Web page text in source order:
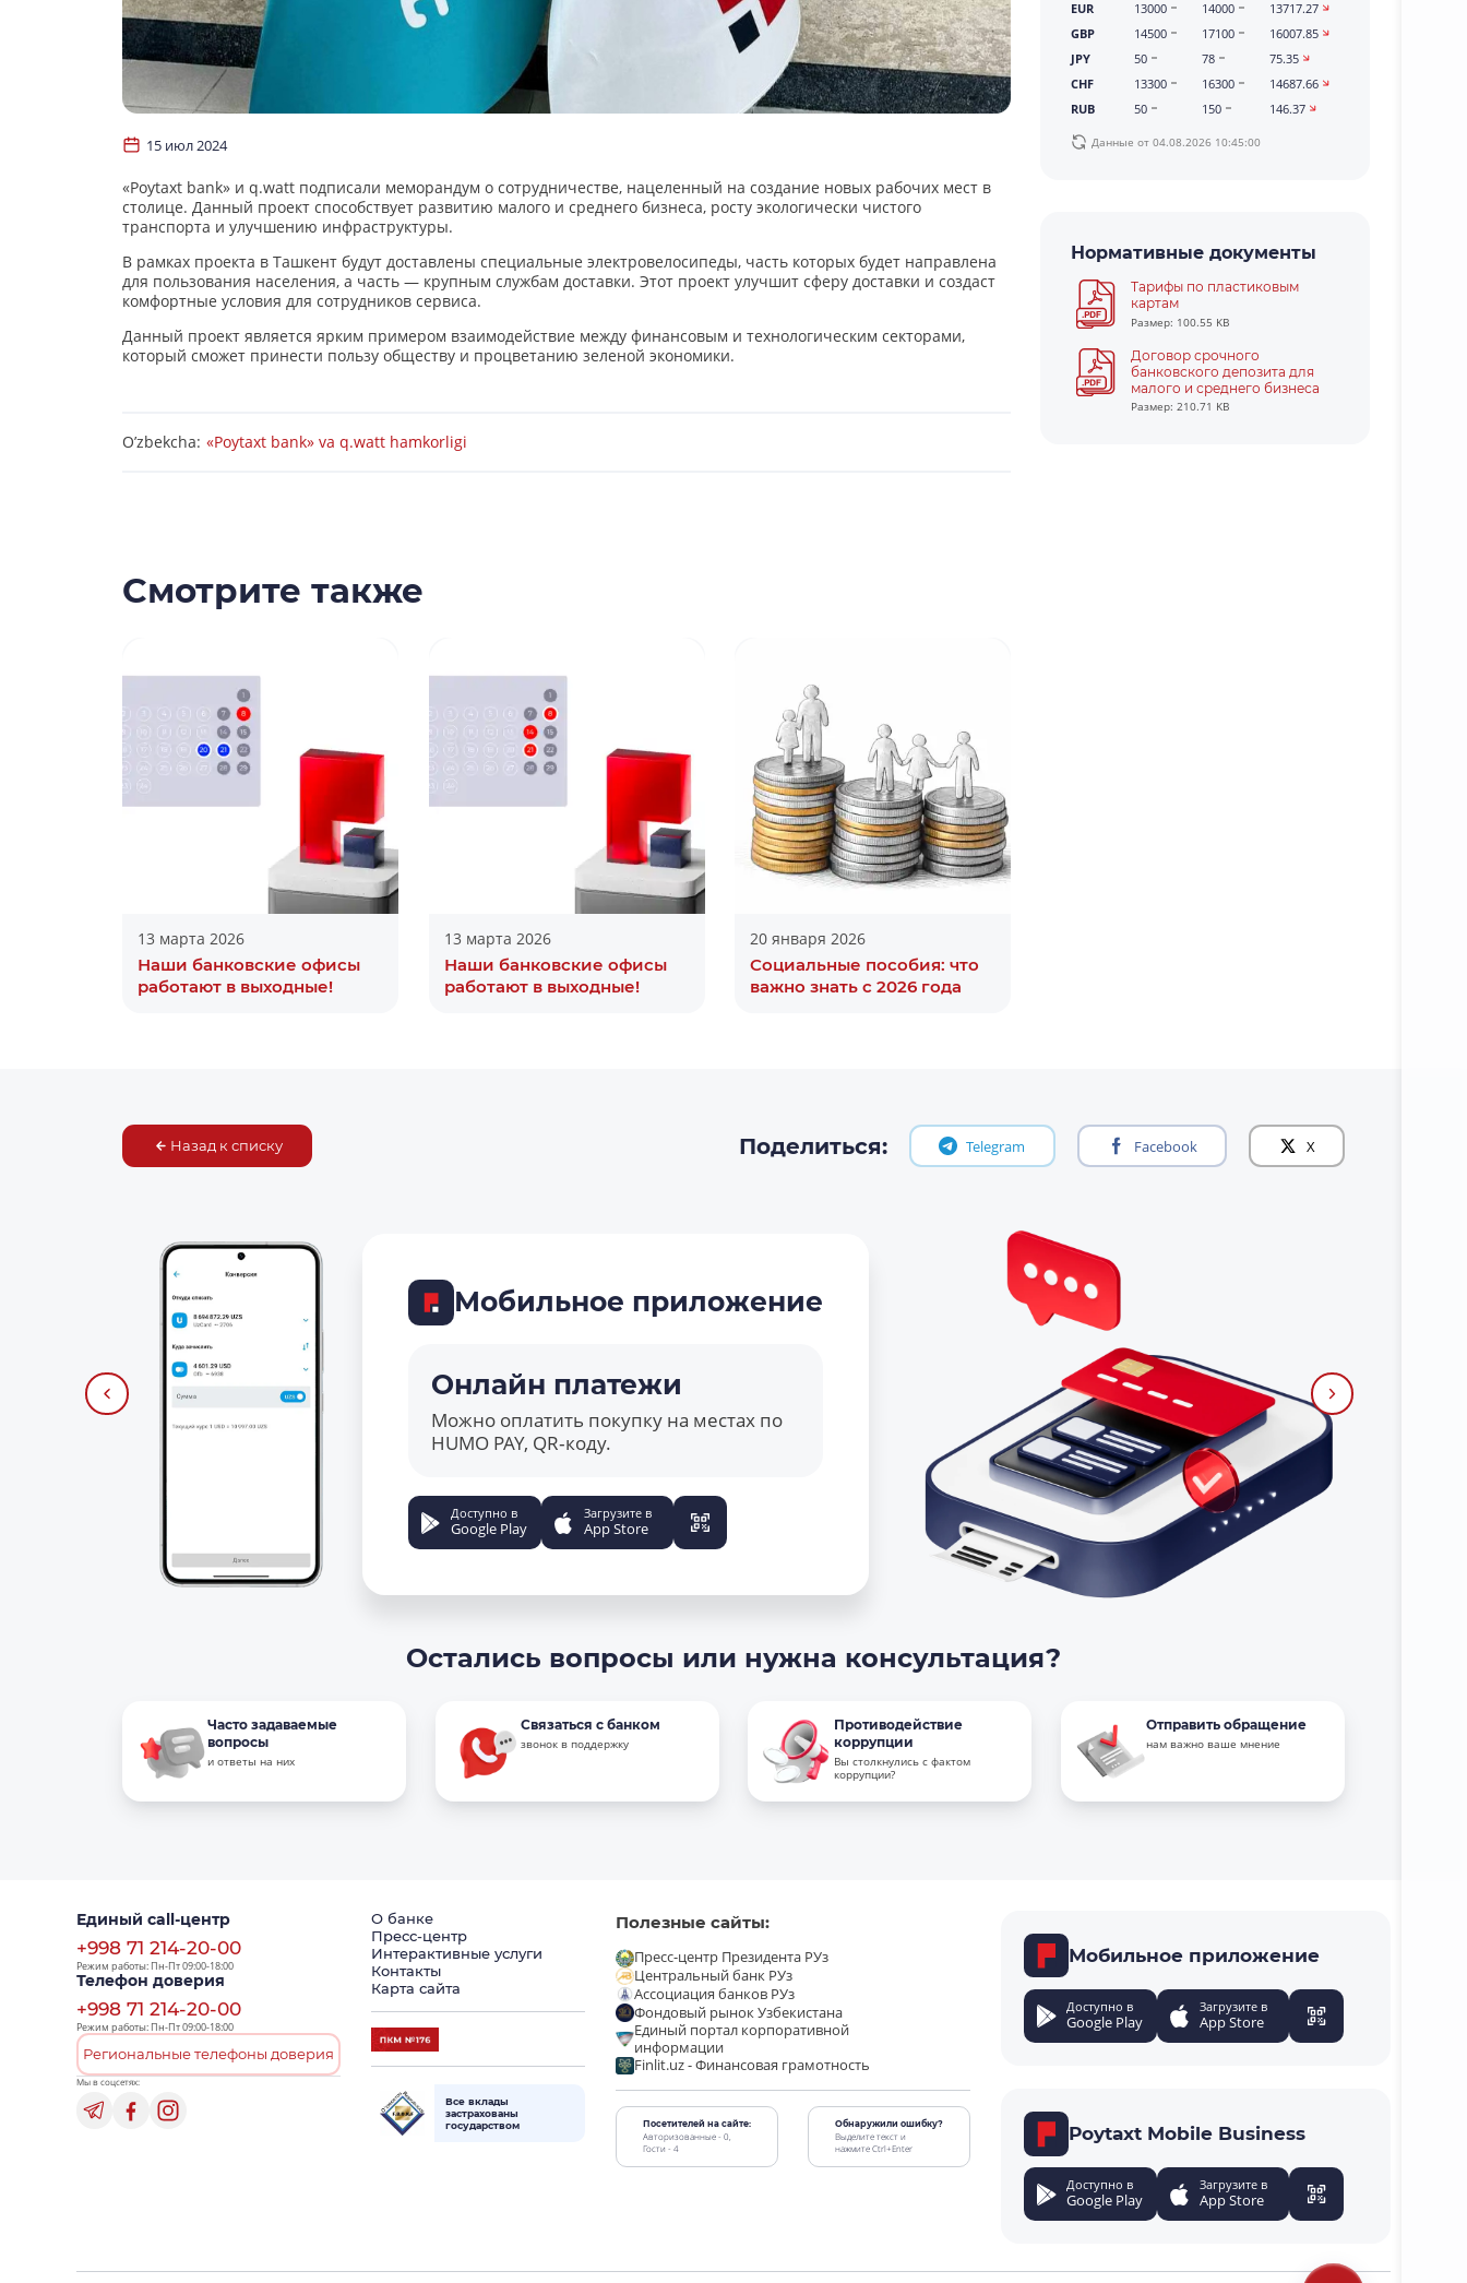
15 июл 2024
«Poytaxt bank» и q.watt подписали меморандум о сотрудничестве, нацеленный на создание новых рабочих мест в
столице. Данный проект способствует развитию малого и среднего бизнеса, росту экологически чистого
транспорта и улучшению инфраструктуры.
В рамках проекта в Ташкент будут доставлены специальные электровелосипеды, часть которых будет направлена
для пользования населения, а часть — крупным службам доставки. Этот проект улучшит сферу доставки и создаст
комфортные условия для сотрудников сервиса.
Данный проект является ярким примером взаимодействие между финансовым и технологическим секторами,
который сможет принести пользу обществу и процветанию зеленой экономики.
O’zbekcha: «Poytaxt bank» va q.watt hamkorligi
Смотрите также
13 марта 2026
Наши банковские офисы
работают в выходные!
13 марта 2026
Наши банковские офисы
работают в выходные!
20 января 2026
Социальные пособия: что
важно знать с 2026 года
EUR
13000 14000
13717.27
GBP
14500 17100
16007.85
JPY
50 78
75.35
CHF
13300 16300
14687.66
RUB
50 150 146.37
Данные от 04.08.2026 10:45:00
Нормативные документы
Тарифы по пластиковым
картам
Размер: 100.55 KB
Договор срочного
банковского депозита для
малого и среднего бизнеса
Размер: 210.71 KB
Назад к списку Поделиться: Telegram Facebook X
Мобильное приложение
Онлайн платежи
Можно оплатить покупку на местах по
HUMO PAY, QR‑коду.
Доступно в
Google Play
Загрузите в
App Store
Остались вопросы или нужна консультация?
Часто задаваемые
вопросы
и ответы на них
Связаться с банком
звонок в поддержку
Противодействие
коррупции
Вы столкнулись с фактом
коррупции?
Отправить обращение
нам важно ваше мнение
Единый call-центр
+998 71 214-20-00
Режим работы: Пн-Пт 09:00-18:00
Телефон доверия
+998 71 214-20-00
Режим работы: Пн-Пт 09:00-18:00
Региональные телефоны доверия
Мы в соцсетях:
О банке
Пресс-центр
Интерактивные услуги
Контакты
Карта сайта
Все вклады
застрахованы
государством
Полезные сайты:
Пресс-центр Президента РУз
Центральный банк РУз
Ассоциация банков РУз
Фондовый рынок Узбекистана
Единый портал корпоративной
информации
Finlit.uz - Финансовая грамотность
Посетителей на сайте:
Авторизованные - 0,
Гости - 4
Обнаружили ошибку?
Выделите текст и
нажмите Ctrl+Enter
Мобильное приложение
Доступно в
Google Play
Загрузите в
App Store
Poytaxt Mobile Business
Доступно в
Google Play
Загрузите в
App Store